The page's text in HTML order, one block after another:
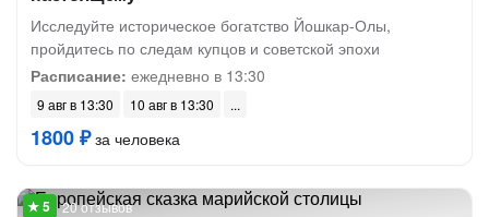
Исследуйте историческое богатство Йошкар-Олы,
пройдитесь по следам купцов и советской эпохи
Расписание: ежедневно в 13:30
9 авг в 13:30 10 авг в 13:30
1800 ₽за человека
20 отзывов